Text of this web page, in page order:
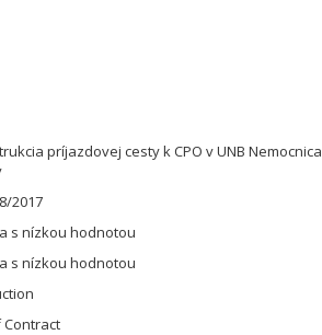
príjazdovej cesty k CPO v UNB Nemocnica
2017
s nízkou hodnotou
s nízkou hodnotou